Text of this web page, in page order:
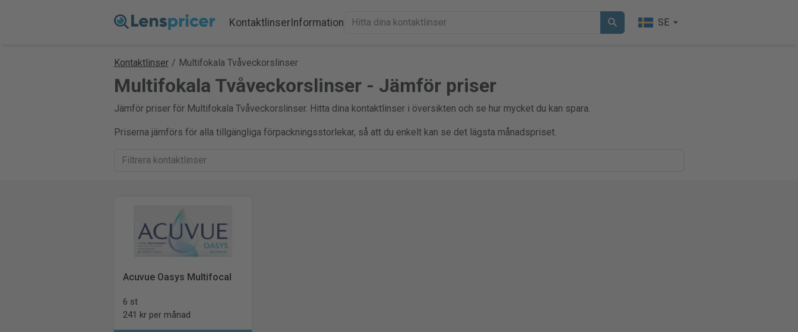
KontaktlinserInformation SE
Kontaktlinser / Multifokala Tvåveckorslinser
Multifokala Tvåveckorslinser - Jämför priser
Jämför priser för Multifokala Tvåveckorslinser. Hitta dina kontaktlinser i översikten och se hur mycket du kan spara.
Priserna jämförs för alla tillgängliga förpackningsstorlekar, så att du enkelt kan se det lägsta månadspriset.
Acuvue Oasys Multifocal
6 st
241 kr per månad